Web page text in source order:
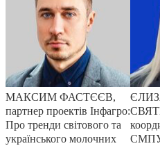
МАКСИМ ФАСТЄЄВ,
партнер проектів Інфагро:
Про тренди світового та
українського молочних
СМПУ